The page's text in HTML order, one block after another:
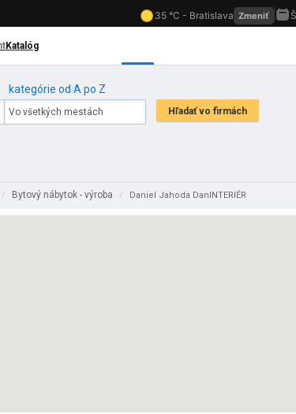
kategórie od A po Z
/ Bytový nábytok - výroba / Daniel Jahoda DanINTERIÉR